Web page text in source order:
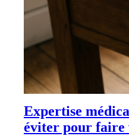
Expertise
éviter pour faire